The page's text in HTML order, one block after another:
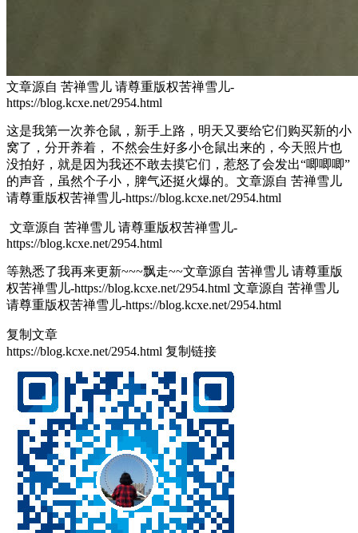
文章源自 苦禅雪儿 请尊重版权苦禅雪儿-
https://blog.kcxe.net/2954.html
这是我第一次养仓鼠，新手上路，明天又要给它们购买新的小
窝了，分开养着， 不然会生好多小仓鼠出来的，今天照片也
没拍好，就是因为我还不敢去摸它们，惹怒了会发出“唧唧唧”
的声音，虽然个子小，脾气还挺火爆的。 文章源自 苦禅雪儿
请尊重版权苦禅雪儿-https://blog.kcxe.net/2954.html
文章源自 苦禅雪儿 请尊重版权苦禅雪儿-
https://blog.kcxe.net/2954.html
等熟悉了我再来更新~~~飘走~~文章源自 苦禅雪儿 请尊重版
权苦禅雪儿-https://blog.kcxe.net/2954.html 文章源自 苦禅雪儿
请尊重版权苦禅雪儿-https://blog.kcxe.net/2954.html
复制文章
https://blog.kcxe.net/2954.html 复制链接